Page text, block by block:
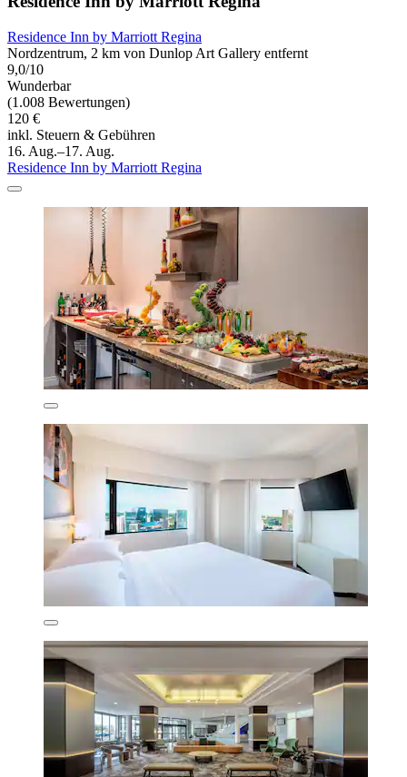
Residence Inn by Marriott Regina
Nordzentrum, 2 km von Dunlop Art Gallery entfernt
9,0/10
Wunderbar
(1.008 Bewertungen)
120 €
inkl. Steuern & Gebühren
16. Aug.–17. Aug.
Residence Inn by Marriott Regina